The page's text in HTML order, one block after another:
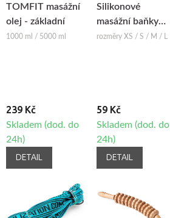
TOMFIT masážní
olej - základní
1000 ml / 5000 ml
239 Kč
Skladem (dod. do
24h)
DETAIL
Silikonové
masážní baňky
Fabulo Bell
rozměry XS / S / M / L
59 Kč
Skladem (dod. do
24h)
DETAIL